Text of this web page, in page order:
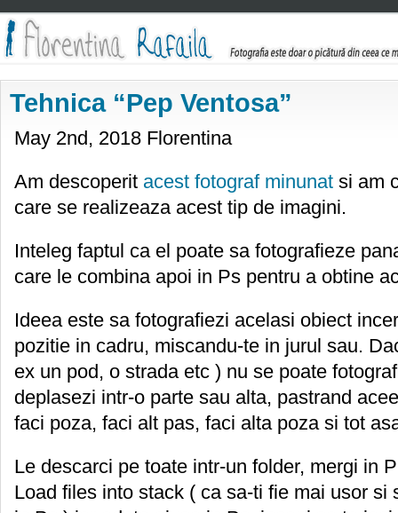
Tehnica “Pep Ventosa”
May 2nd, 2018 Florentina
Am descoperit acest fotograf minunat si am
care se realizeaza acest tip de imagini.
Inteleg faptul ca el poate sa fotografieze
care le combina apoi in Ps pentru a obtine
Ideea este sa fotografiezi acelasi obiect
pozitie in cadru, miscandu-te in jurul sau.
ex un pod, o strada etc ) nu se poate
deplasezi intr-o parte sau alta, pastrand
faci poza, faci alt pas, faci alta poza si tot
Le descarci pe toate intr-un folder, mergi in
Load files into stack ( ca sa-ti fie mai usor si